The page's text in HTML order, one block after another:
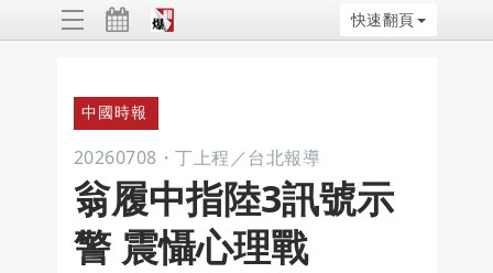
快速翻頁
中國時報
20260708 ・ 丁上程／台北報導
翁履中指陸3訊號示
警 震懾心理戰